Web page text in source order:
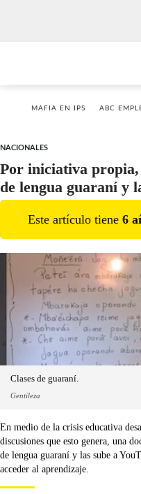
MAFIA EN IPS ABC
NACIONALES
Por iniciativa propia,
de lengua guaraní y
Este artículo tiene 6
Clases de guaraní.
Gentileza
En medio de la crisis educativa
discusiones que esto genera, una
de lengua guaraní y las sube a
acceder al aprendizaje.